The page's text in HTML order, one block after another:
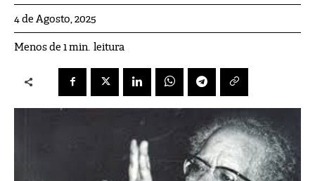
4 de Agosto, 2025
Menos de 1min. leitura